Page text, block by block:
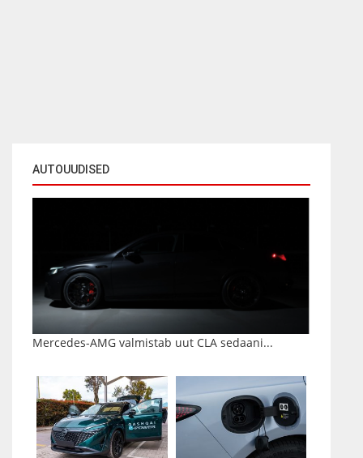
AUTOUUDISED
Mercedes-AMG valmistab uut CLA sedaani...